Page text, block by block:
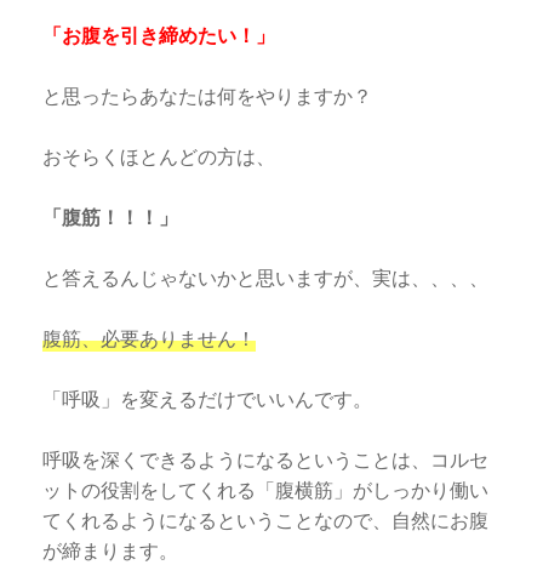
「お腹を引き締めたい！」
と思ったらあなたは何をやりますか？
おそらくほとんどの方は、
「腹筋！！！」
と答えるんじゃないかと思いますが、実は、、、、
腹筋、必要ありません！
「呼吸」を変えるだけでいいんです。
呼吸を深くできるようになるということは、コルセ
ットの役割をしてくれる「腹横筋」がしっかり働い
てくれるようになるということなので、自然にお腹
が締まります。